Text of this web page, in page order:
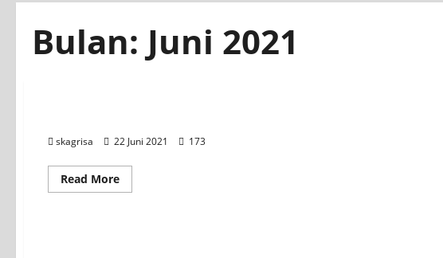
Bulan: Juni 2021
skagrisa 22 Juni 2021 173
Read More